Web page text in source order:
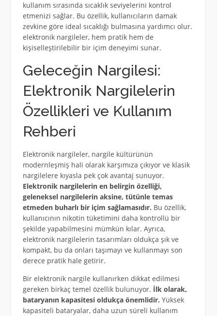
kullanım sırasında sıcaklık seviyelerini kontrol
etmenizi sağlar. Bu özellik, kullanıcıların damak
zevkine göre ideal sıcaklığı bulmasına yardımcı olur.
elektronik nargileler, hem pratik hem de
kişiselleştirilebilir bir içim deneyimi sunar.
Geleceğin Nargilesi:
Elektronik Nargilelerin
Özellikleri ve Kullanım
Rehberi
Elektronik nargileler, nargile kültürünün
modernleşmiş hali olarak karşımıza çıkıyor ve klasik
nargilelere kıyasla pek çok avantaj sunuyor.
Elektronik nargilelerin en belirgin özelliği,
geleneksel nargilelerin aksine, tütünle temas
etmeden buharlı bir içim sağlamasıdır. Bu özellik,
kullanıcının nikotin tüketimini daha kontrollü bir
şekilde yapabilmesini mümkün kılar. Ayrıca,
elektronik nargilelerin tasarımları oldukça şık ve
kompakt, bu da onları taşımayı ve kullanmayı son
derece pratik hale getirir.
Bir elektronik nargile kullanırken dikkat edilmesi
gereken birkaç temel özellik bulunuyor. İlk olarak,
bataryanın kapasitesi oldukça önemlidir. Yüksek
kapasiteli bataryalar, daha uzun süreli kullanım